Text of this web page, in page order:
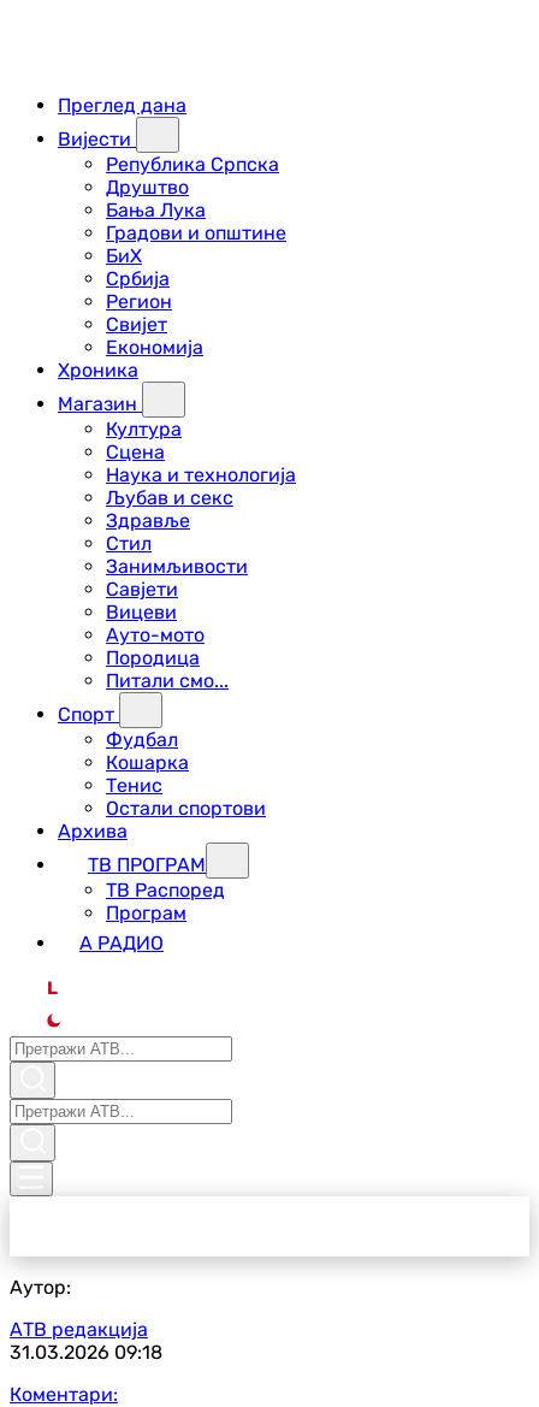
Преглед дана
Вијести
Република Српска
Друштво
Бања Лука
Градови и општине
БиХ
Србија
Регион
Свијет
Економија
Хроника
Магазин
Култура
Сцена
Наука и технологија
Љубав и секс
Здравље
Стил
Занимљивости
Савјети
Вицеви
Ауто-мото
Породица
Питали смо...
Спорт
Фудбал
Кошарка
Тенис
Остали спортови
Архива
ТВ ПРОГРАМ
ТВ Распоред
Програм
А РАДИО
L
Аутор:
АТВ редакција
31.03.2026 09:18
Коментари: